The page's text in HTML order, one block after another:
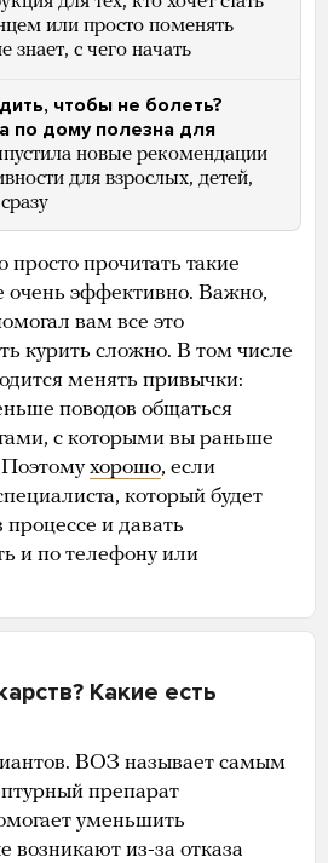
или просто поменять
с чего начать
чтобы не болеть?
по дому полезна для
новые рекомендации
для взрослых, детей,
прочитать такие
эффективно. Важно,
вам все это
курить сложно. В том числе
менять привычки:
поводов общаться
с которыми вы раньше
Поэтомухорошо, если
который будет
и давать
и по телефону или
Какие есть
ВОЗ называет самым
препарат
уменьшить
возникают из-за отказа